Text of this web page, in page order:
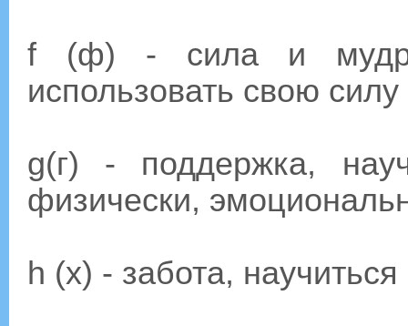
f (ф) - сила и
использовать свою силу
g(г) - поддержка,
физически,
h (х) - забота,